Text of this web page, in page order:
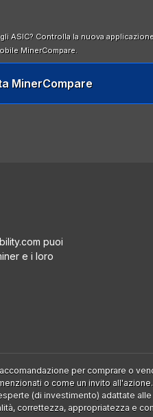
ASIC? Controlla la nuova
MinerCompare.
MinerCompare
puoi
e i loro
per comprare o
o come un invito
(di investimento) adattate
correttezza, appropriatezza e